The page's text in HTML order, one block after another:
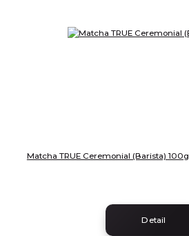
Matcha TRUE Ceremonial (Barista) 100g
Detail